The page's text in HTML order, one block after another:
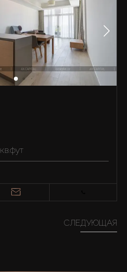
кв.фут
СЛЕДУЮЩАЯ